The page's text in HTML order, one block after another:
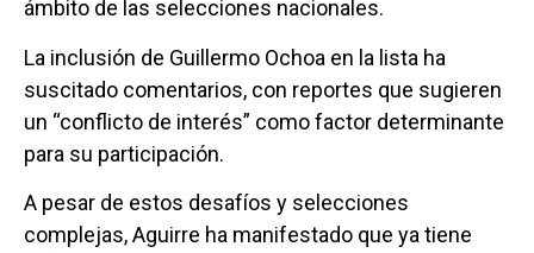
ámbito de las selecciones nacionales.
La inclusión de Guillermo Ochoa en la lista ha
suscitado comentarios, con reportes que sugieren
un “conflicto de interés” como factor determinante
para su participación.
A pesar de estos desafíos y selecciones
complejas, Aguirre ha manifestado que ya tiene